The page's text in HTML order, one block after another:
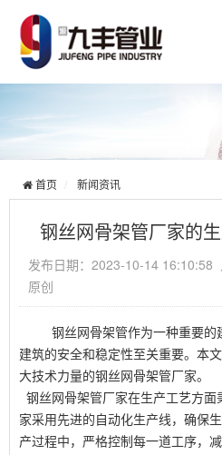
首页 新闻资讯
钢丝网骨架管厂家的
发布日期：2023-10-14 16:10:58
原创
钢丝网骨架管作为一种重要
建筑的安全和稳定性至关重要。本
大技术力量的钢丝网骨架管厂家。
钢丝网骨架管厂家在生产工艺方
家采用先进的自动化生产线，确保
产过程中，严格控制每一道工序，